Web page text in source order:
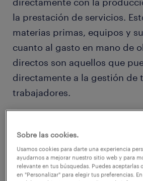
la prestación de servicios.
materias primas, equipos y
cuanto al gasto en mano de
directos son aquellos que
directamente a la gestión de
trabajadores.
identificar, lo que hace que
estos gastos sea menos
Normalmente, estos costos
Sobre las cookies.
Usamos cookies para darte una experiencia
ayudarnos a mejorar nuestro sitio web y para
relevante en tus búsquedas. Puedes aceptarlas
en "Personalizar" para elegir tus preferencias.